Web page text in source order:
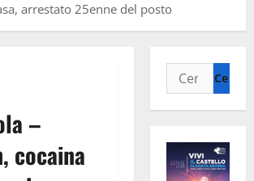
arrestato 25enne del posto
–
cocaina
Ricerca
per: